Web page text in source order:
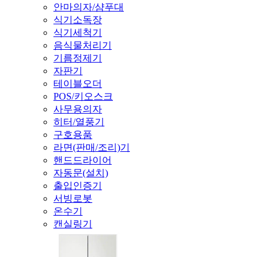
안마의자/샴푸대
식기소독장
식기세척기
음식물처리기
기름정제기
자판기
테이블오더
POS/키오스크
사무용의자
히터/열풍기
구호용품
라면(판매/조리)기
핸드드라이어
자동문(설치)
출입인증기
서빙로봇
온수기
캔실링기